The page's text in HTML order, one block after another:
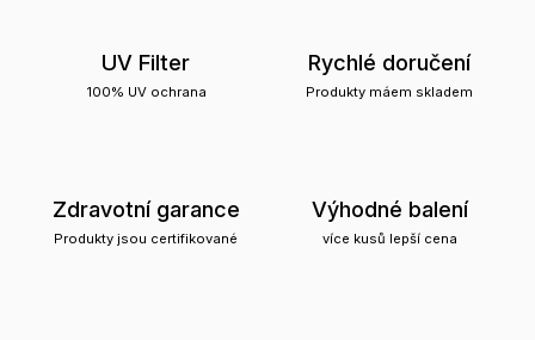
UV Filter
100% UV ochrana
Rychlé doručení
Produkty máem skladem
Zdravotní garance
Produkty jsou certifikované
Výhodné balení
více kusů lepší cena